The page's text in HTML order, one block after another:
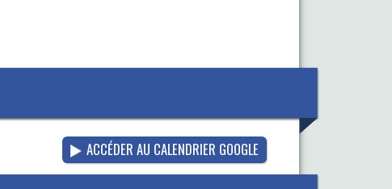
ACCÉDER AU CALENDRIER GOOGLE